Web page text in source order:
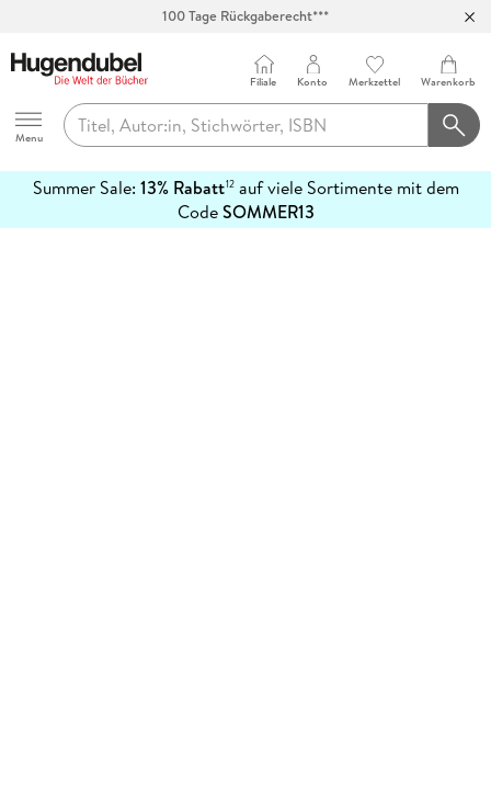
100 Tage Rückgaberecht***
Hugendubel
Menu
Filiale Konto Merkzettel Warenkorb
Summer Sale: 13% Rabatt12auf viele Sortimente mit dem
CodeSOMMER13
erfahren